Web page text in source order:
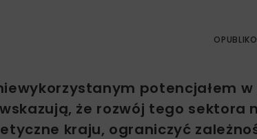
potencjałem w
że rozwój tego sektora
kraju, ograniczyć